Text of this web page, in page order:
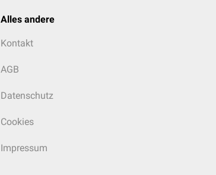
Alles andere
Kontakt
AGB
Datenschutz
Cookies
Impressum